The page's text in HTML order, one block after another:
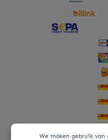
We maken gebruik van